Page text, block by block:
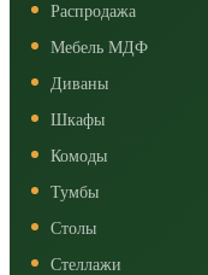
Распродажа
Мебель МДФ
Диваны
Шкафы
Комоды
Тумбы
Столы
Стеллажи